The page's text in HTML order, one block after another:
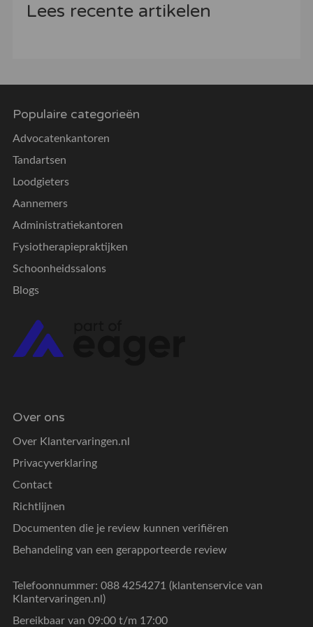
Lees recente artikelen
Populaire categorieën
Advocatenkantoren
Tandartsen
Loodgieters
Aannemers
Administratiekantoren
Fysiotherapiepraktijken
Schoonheidssalons
Blogs
Over ons
Over Klantervaringen.nl
Privacyverklaring
Contact
Richtlijnen
Documenten die je review kunnen verifiëren
Behandeling van een gerapporteerde review
Telefoonnummer: 088 4254271 (klantenservice van
Klantervaringen.nl)
Bereikbaar van 09:00 t/m 17:00